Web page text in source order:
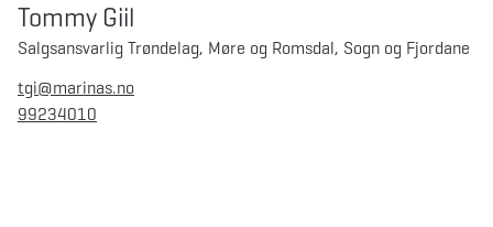
Tommy Giil
Salgsansvarlig Trøndelag, Møre og Romsdal, Sogn og Fjordane
tgi@marinas.no
99234010